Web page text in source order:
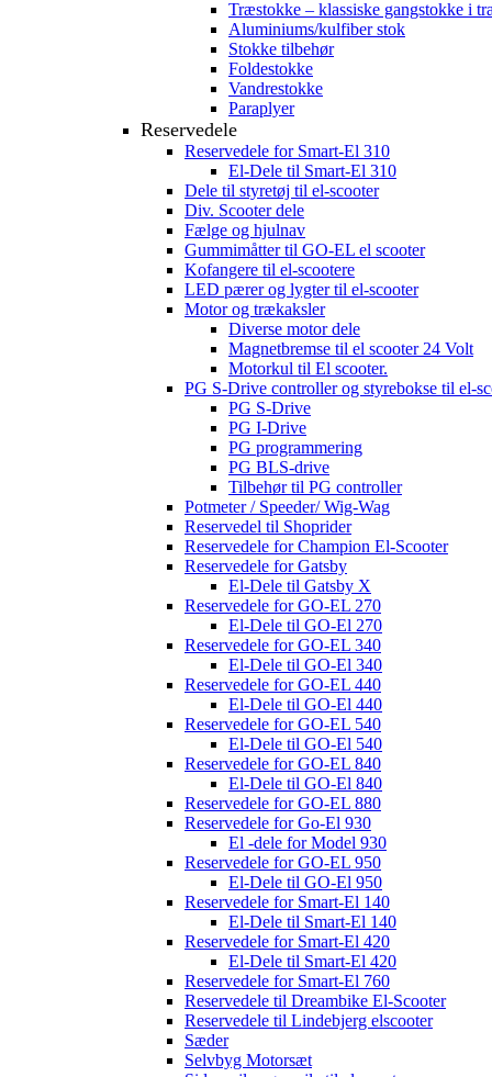
Træstokke – klassiske gangstokke i
Aluminiums/kulfiber stok
Stokke tilbehør
Foldestokke
Vandrestokke
Paraplyer
Reservedele
Reservedele for Smart-El 310
El-Dele til Smart-El 310
Dele til styretøj til el-scooter
Div. Scooter dele
Fælge og hjulnav
Gummimåtter til GO-EL el scooter
Kofangere til el-scootere
LED pærer og lygter til el-scooter
Motor og trækaksler
Diverse motor dele
Magnetbremse til el scooter 24 Volt
Motorkul til El scooter.
PG S-Drive controller og styrebokse til el-
PG S-Drive
PG I-Drive
PG programmering
PG BLS-drive
Tilbehør til PG controller
Potmeter / Speeder/ Wig-Wag
Reservedel til Shoprider
Reservedele for Champion El-Scooter
Reservedele for Gatsby
El-Dele til Gatsby X
Reservedele for GO-EL 270
El-Dele til GO-El 270
Reservedele for GO-EL 340
El-Dele til GO-El 340
Reservedele for GO-EL 440
El-Dele til GO-El 440
Reservedele for GO-EL 540
El-Dele til GO-El 540
Reservedele for GO-EL 840
El-Dele til GO-El 840
Reservedele for GO-EL 880
Reservedele for Go-El 930
El -dele for Model 930
Reservedele for GO-EL 950
El-Dele til GO-El 950
Reservedele for Smart-El 140
El-Dele til Smart-El 140
Reservedele for Smart-El 420
El-Dele til Smart-El 420
Reservedele for Smart-El 760
Reservedele til Dreambike El-Scooter
Reservedele til Lindebjerg elscooter
Sæder
Selvbyg Motorsæt